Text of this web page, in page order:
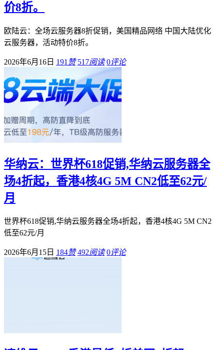
价8折。
欧陆云：全场云服务器8折促销，美国精品网络 中国大陆优化
云服务器，活动特价8折。
2026年6月16日 191 赞 517阅读 0评论
华纳云：世界杯618促销,华纳云服务器全
场4折起，香港4核4G 5M CN2低至62元/
月
世界杯618促销,华纳云服务器全场4折起，香港4核4G 5M CN2
低至62元/月
2026年6月15日 184赞 492阅读 0评论